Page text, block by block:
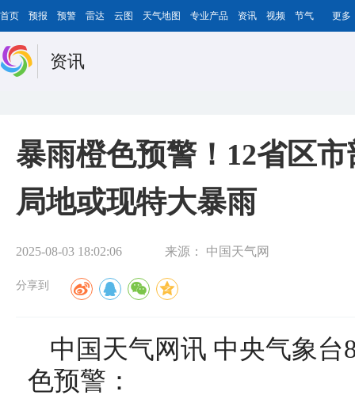
首页 预报 预警 雷达 云图 天气地图 专业产品 资讯 视频 节气 更多
资讯
暴雨橙色预警！12省区
局地或现特大暴雨
2025-08-03 18:02:06 来源： 中国天气网
分享到
中国天气网讯 中央气象台
色预警：